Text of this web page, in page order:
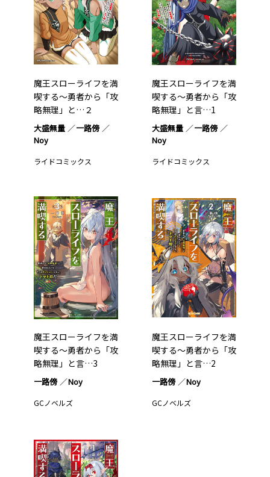
魔王スローライフを満
喫する～勇者から「攻
略無理」と…２
大盛無量
一路傍
Noy
ライドコミックス
魔王スローライフを満
喫する～勇者から「攻
略無理」と言…1
大盛無量
一路傍
Noy
ライドコミックス
魔王スローライフを満
喫する～勇者から「攻
略無理」と言…3
一路傍 Noy
GCノベルズ
魔王スローライフを満
喫する～勇者から「攻
略無理」と言…2
一路傍 Noy
GCノベルズ